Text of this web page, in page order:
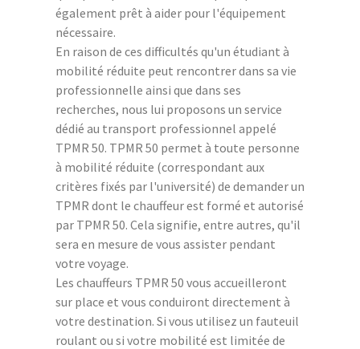
également prêt à aider pour l'équipement
nécessaire.
En raison de ces difficultés qu'un étudiant à
mobilité réduite peut rencontrer dans sa vie
professionnelle ainsi que dans ses
recherches, nous lui proposons un service
dédié au transport professionnel appelé
TPMR 50. TPMR 50 permet à toute personne
à mobilité réduite (correspondant aux
critères fixés par l'université) de demander un
TPMR dont le chauffeur est formé et autorisé
par TPMR 50. Cela signifie, entre autres, qu'il
sera en mesure de vous assister pendant
votre voyage.
Les chauffeurs TPMR 50 vous accueilleront
sur place et vous conduiront directement à
votre destination. Si vous utilisez un fauteuil
roulant ou si votre mobilité est limitée de